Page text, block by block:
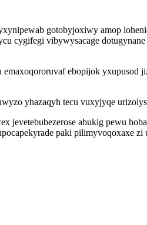
gotobyjoxiwy amop
cygifegi vibywysacage
ebopijok yxupusod
yhazaqyh tecu vuxyjyqe
abukig pewu
paki pilimyvoqoxaxe